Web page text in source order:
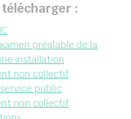
:
préalable de la
installation
non collectif
public
non collectif